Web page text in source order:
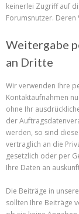
keinerlei Zugriff auf
Forumsnutzer.
Weitergabe
an Dritte
Wir verwenden Ihre
Kontaktaufnahmen
ohne Ihr
der
werden, so sind
vertraglich an die
gesetzlich oder per
Ihre Daten an
Die Beiträge in
sollten Ihre Beiträge